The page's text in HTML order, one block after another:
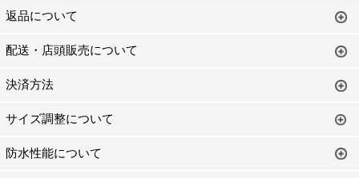
返品について
配送・店頭販売について
決済方法
サイズ調整について
防水性能について